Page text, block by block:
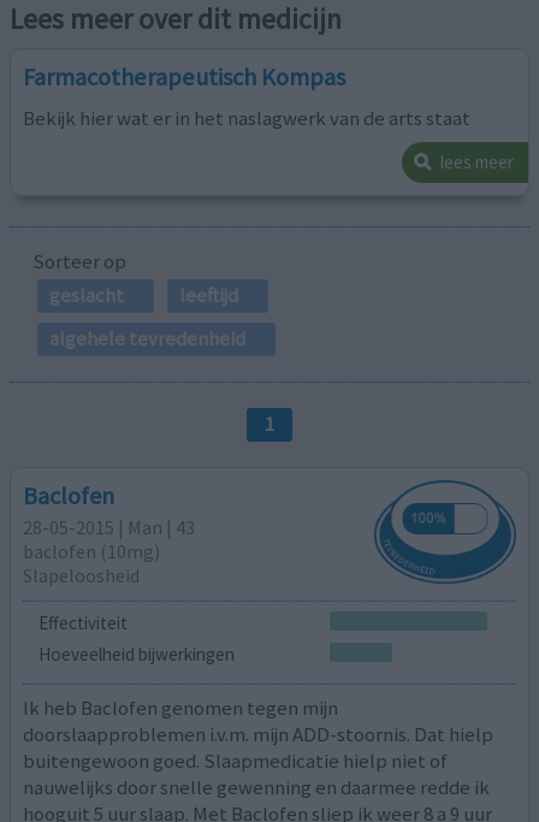
Lees meer over dit medicijn
Farmacotherapeutisch Kompas
Bekijk hier wat er in het naslagwerk van de arts staat
lees meer
Sorteer op
geslacht
leeftijd
algehele tevredenheid
1
Baclofen
28-05-2015 | Man | 43
baclofen (10mg)
Slapeloosheid
Effectiviteit
Hoeveelheid bijwerkingen
Ik heb Baclofen genomen tegen mijn
doorslaapproblemen i.v.m. mijn ADD-stoornis. Dat hielp
buitengewoon goed. Slaapmedicatie hielp niet of
nauwelijks door snelle gewenning en daarmee redde ik
hooguit 5 uur slaap. Met Baclofen sliep ik weer 8 a 9 uur